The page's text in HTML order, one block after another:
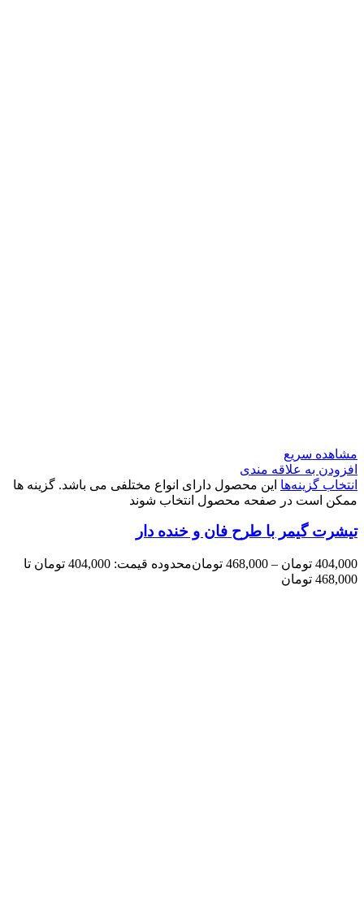
مشاهده سریع
افزودن به علاقه مندی
انتخاب گزینه‌ها این محصول دارای انواع مختلفی می باشد. گزینه ها
ممکن است در صفحه محصول انتخاب شوند
تیشرت گیمر با طرح فان و خنده دار
404,000 تومان –
468,000 تومان
محدوده قیمت: 404,000 تومان تا
468,000 تومان